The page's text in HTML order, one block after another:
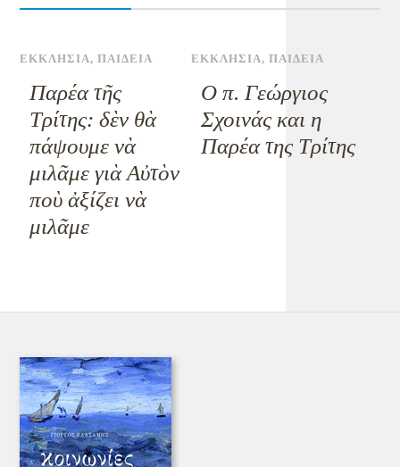
ΕΚΚΛΗΣΙΑ,ΠΑΙΔΕΙΑ
Παρέα τῆς
Τρίτης: δὲν θὰ
πάψουμε νὰ
μιλᾶμε γιὰ Αὐτὸν
ποὺ ἀξίζει νὰ
μιλᾶμε
ΕΚΚΛΗΣΙΑ, ΠΑΙΔΕΙΑ
Ο π. Γεώργιος
Σχοινάς και η
Παρέα της Τρίτης